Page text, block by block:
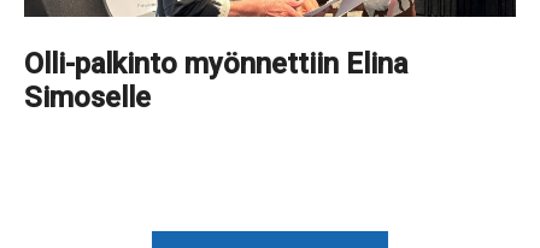
Olli-palkinto myönnettiin Elina
Simoselle